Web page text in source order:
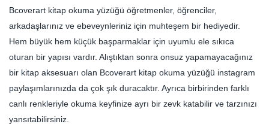
Bcoverart kitap okuma yüzüğü öğretmenler, öğrenciler,
arkadaşlarınız ve ebeveynleriniz için muhteşem bir hediyedir.
Hem büyük hem küçük başparmaklar için uyumlu ele sıkıca
oturan bir yapısı vardır. Alıştıktan sonra onsuz yapamayacağınız
bir kitap aksesuarı olan Bcoverart kitap okuma yüzüğü instagram
paylaşımlarınızda da çok şık duracaktır. Ayrıca birbirinden farklı
canlı renkleriyle okuma keyfinize ayrı bir zevk katabilir ve tarzınızı
yansıtabilirsiniz.